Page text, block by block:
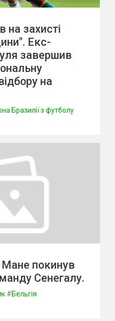
на захисті
Екс-
завершив
на
Бразилії з футболу
Мане покинув
Сенегалу.
#Бельгія